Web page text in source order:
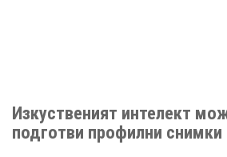
Изкуственият интелект
подготви профилни